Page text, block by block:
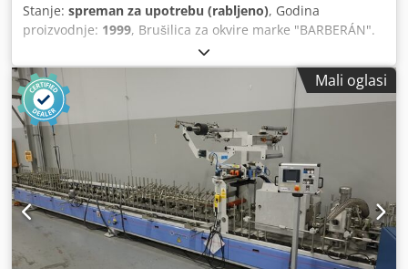
Stanje: spreman za upotrebu (rabljeno), Godina
proizvodnje: 1999, Brušilica za okvire marke "BARBERÁN".
Mali oglasi